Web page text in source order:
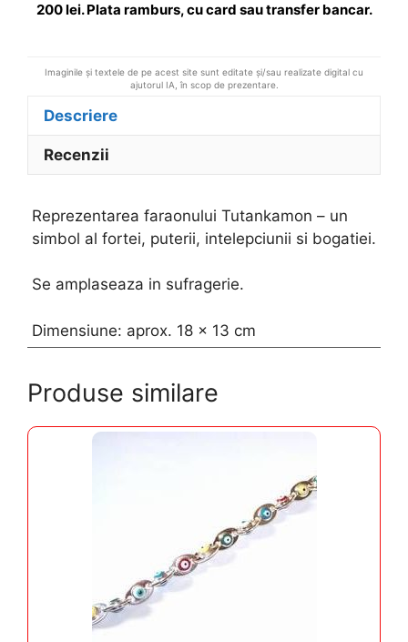
200 lei. Plata ramburs, cu card sau transfer bancar.
Imaginile și textele de pe acest site sunt editate și/sau realizate digital cu
ajutorul IA, în scop de prezentare.
Descriere
Recenzii
Reprezentarea faraonului Tutankamon – un
simbol al fortei, puterii, intelepciunii si bogatiei.
Se amplaseaza in sufragerie.
Dimensiune: aprox. 18 x 13 cm
Produse similare